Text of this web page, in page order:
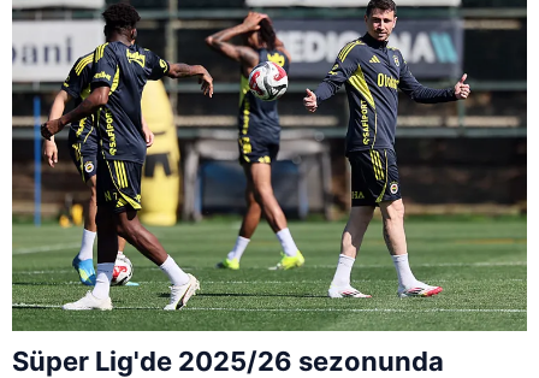
Süper Lig'de 2025/26 sezonunda